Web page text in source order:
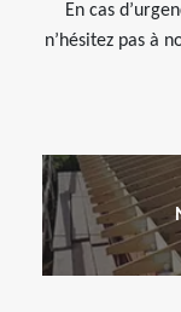
En cas
n’hésitez pas à